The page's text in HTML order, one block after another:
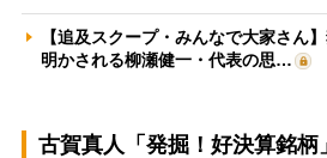
【追及スクープ・みんなで大家さん
明かされる柳瀬健一・代表の思…
古賀真人「発掘！好決算銘柄」